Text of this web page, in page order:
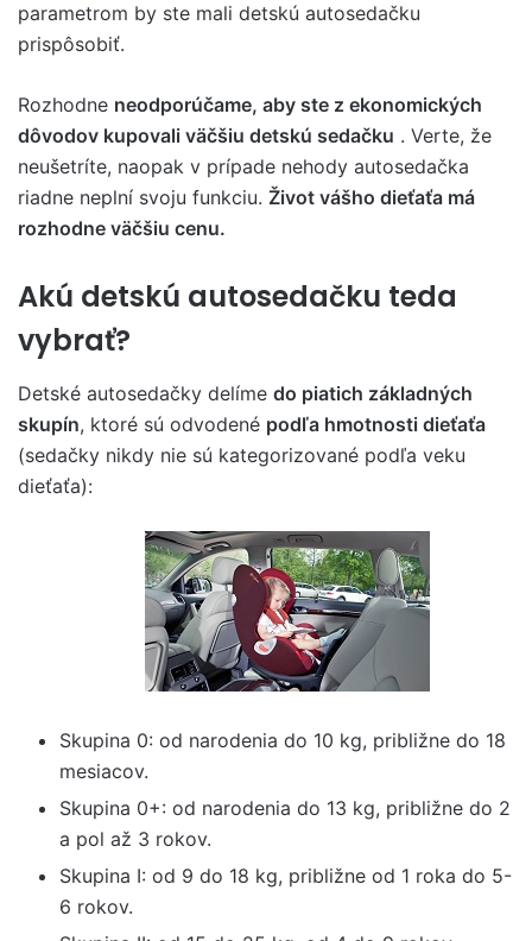
parametrom by ste mali detskú autosedačku
prispôsobiť.
Rozhodne neodporúčame, aby ste z ekonomických
dôvodov kupovali väčšiu detskú sedačku . Verte, že
neušetríte, naopak v prípade nehody autosedačka
riadne neplní svoju funkciu. Život vášho dieťaťa má
rozhodne väčšiu cenu.
Akú detskú autosedačku teda
vybrať?
Detské autosedačky delíme do piatich základných
skupín, ktoré sú odvodené podľa hmotnosti dieťaťa
(sedačky nikdy nie sú kategorizované podľa veku
dieťaťa):
Skupina 0: od narodenia do 10 kg, približne do 18
mesiacov.
Skupina 0+: od narodenia do 13 kg, približne do 2
a pol až 3 rokov.
Skupina I: od 9 do 18 kg, približne od 1 roka do 5-
6 rokov.